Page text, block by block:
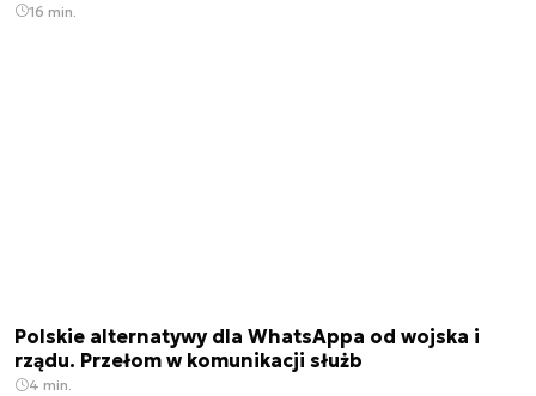
16 min.
Polskie alternatywy dla WhatsAppa od wojska i
rządu. Przełom w komunikacji służb
4 min.